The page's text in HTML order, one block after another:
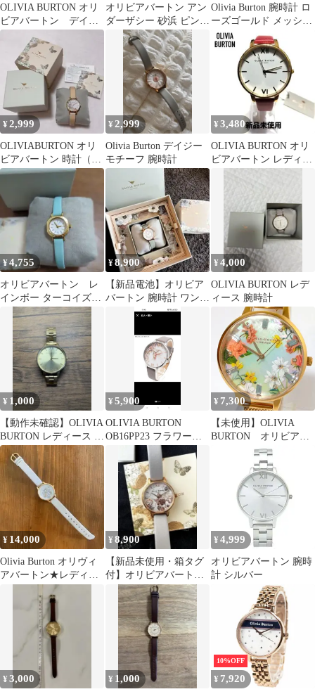
OLIVIA BURTON オリ
ビアバートン デイジ
ーモチーフ 腕時計 クォ
オリビアバートン アン
ダーザシー 砂浜 ピンク
サンセット 海
Olivia Burton 腕時計 ロ
ーズゴールド メッシュ
ベルト
¥2,999
OLIVIABURTON オリ
ビアバートン 時計（電
池切れ） 腕時計
¥ 2,999
Olivia Burton デイジー
モチーフ 腕時計
¥ 3,480
OLIVIA BURTON オリ
ビアバートン レディー
¥4,755
オリビアバートン レ
インボー ターコイズ＆
ゴールド ミニダイヤル
¥8,900
【新品電池】オリビア
バートン 腕時計 ワンダ
ーランド シェル文字
¥4,000
OLIVIA BURTON レデ
ィース 腕時計
¥ 1,000
【動作未確認】OLIVIA
BURTON レディース 腕
時計 ゴールド
¥5,900
OLIVIA BURTON
OB16PP23 フラワー柄
腕時計
¥ 7,300
【未使用】OLIVIA
BURTON オリビアバ
ートン 腕時計
OB079 OBW0784
36mm レディース ク
ォーツ
¥ 14,000
Olivia Burton オリヴィ
アバートン★レディー
ス 腕時計★猫
¥8,900
【新品未使用・箱タグ
付】オリビアバートン
腕時計 花柄 グレー×ゴ
ールド
¥ 4,999
オリビアバートン 腕時
計 シルバー
¥3,000 ¥ 1,000
10%OFF
¥ 7,920